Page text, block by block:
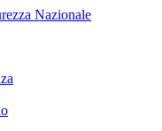
Nazionale